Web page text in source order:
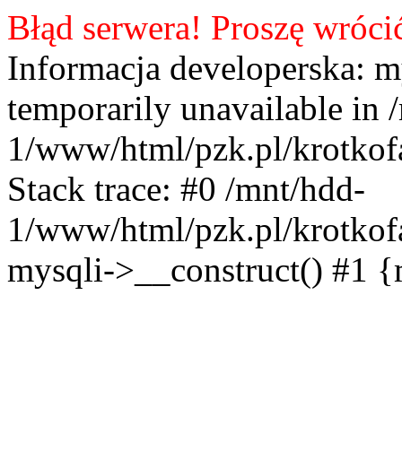
Błąd serwera! Proszę
Informacja developerska:
temporarily unavailable in
1/www/html/pzk.pl/
Stack trace: #0 /mnt/hdd-
1/www/html/pzk.pl/
mysqli->__construct() #1